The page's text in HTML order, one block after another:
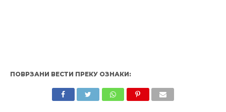
ПОВРЗАНИ ВЕСТИ ПРЕКУ ОЗНАКИ: